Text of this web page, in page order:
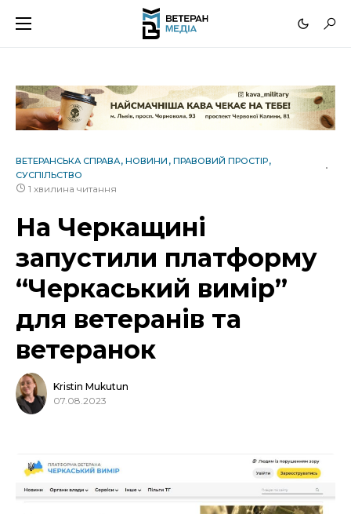
ВЕТЕРАНСЬКА СПРАВА НОВИНИ ПРАВОВИЙ ПРОСТІР
СУСПІЛЬСТВО
1 хвилина читання
На Черкащині
запустили платформу
“Черкаський вимір”
для ветеранів та
ветеранок
Kristin Mukutun
07.08.2023